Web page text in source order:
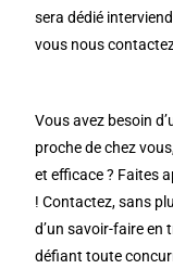
sera dédié
vous nous
Vous avez besoin
proche de chez
et efficace ? Faites
! Contactez, sans
d’un savoir-faire en
défiant toute